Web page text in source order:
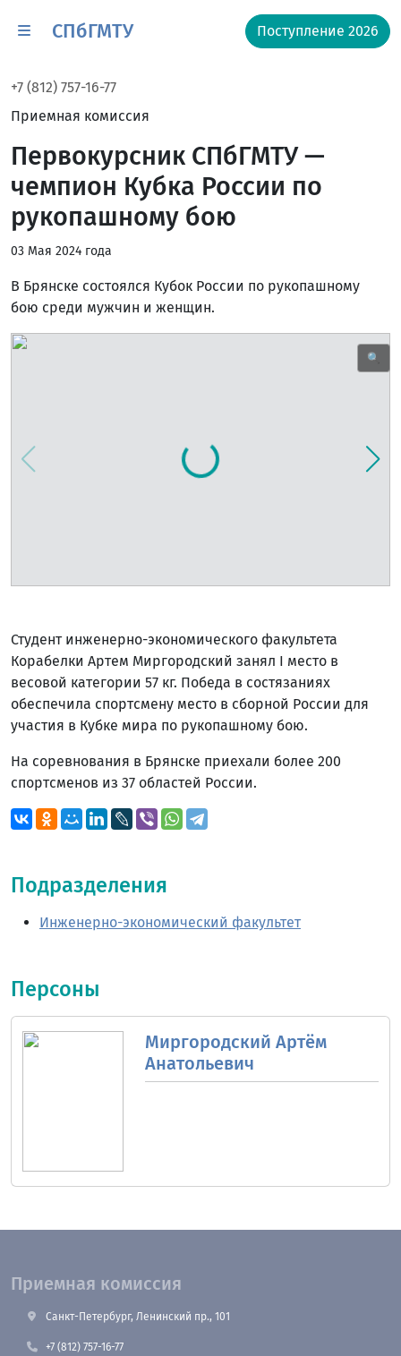
СПбГМТУ Поступление 2026
+7 (812) 757-16-77
Приемная комиссия
Первокурсник СПбГМТУ —
чемпион Кубка России по
рукопашному бою
03 Мая 2024 года
В Брянске состоялся Кубок России по рукопашному
бою среди мужчин и женщин.
🔍
Студент инженерно-экономического факультета
Корабелки Артем Миргородский занял I место в
весовой категории 57 кг. Победа в состязаниях
обеспечила спортсмену место в сборной России для
участия в Кубке мира по рукопашному бою.
На соревнования в Брянске приехали более 200
спортсменов из 37 областей России.
Подразделения
Инженерно-экономический факультет
Персоны
Миргородский Артём
Анатольевич
Приемная комиссия
Санкт-Петербург, Ленинский пр., 101
+7 (812) 757-16-77